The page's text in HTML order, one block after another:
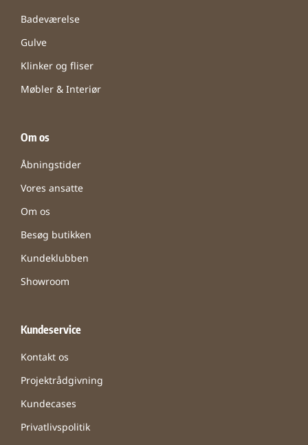
Badeværelse
Gulve
Klinker og fliser
Møbler & Interiør
Om os
Åbningstider
Vores ansatte
Om os
Besøg butikken
Kundeklubben
Showroom
Kundeservice
Kontakt os
Projektrådgivning
Kundecases
Privatlivspolitik